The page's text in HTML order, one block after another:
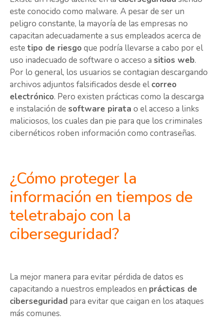
este conocido como malware. A pesar de ser un
peligro constante, la mayoría de las empresas no
capacitan adecuadamente a sus empleados acerca de
este tipo de riesgo que podría llevarse a cabo por el
uso inadecuado de software o acceso a sitios web.
Por lo general, los usuarios se contagian descargando
archivos adjuntos falsificados desde elcorreo
electrónico. Pero existen prácticas como la descarga
e instalación de software pirata o el acceso a links
maliciosos, los cuales dan pie para que los criminales
cibernéticos roben información como contraseñas.
¿Cómo proteger la
información en tiempos de
teletrabajo con la
ciberseguridad?
La mejor manera para evitar pérdida de datos es
capacitando a nuestros empleados en prácticas de
ciberseguridad para evitar que caigan en los ataques
más comunes.